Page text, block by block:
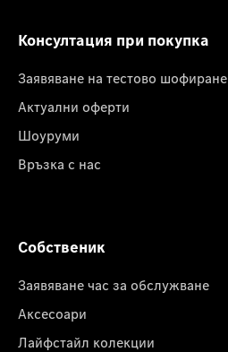
Консултация при покупка
Заявяване на тестово шофиране
Актуални оферти
Шоуруми
Връзка с нас
Собственик
Заявяване час за обслужване
Аксесоари
Лайфстайл колекции